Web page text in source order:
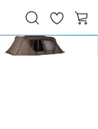
お
気
カ